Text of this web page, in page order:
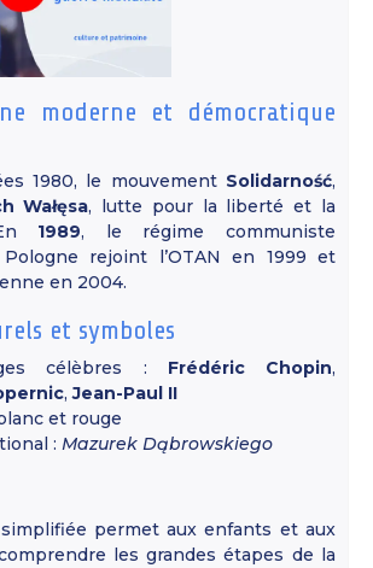
moderne et démocratique
1980, le mouvement Solidarność,
Wałęsa, lutte pour la liberté et la
1989, le régime communiste
Pologne rejoint l’OTAN en 1999 et
en 2004.
et symboles
célèbres : Frédéric Chopin,
,Jean-Paul II
et rouge
: Mazurek Dąbrowskiego
permet aux enfants et aux
les grandes étapes de la